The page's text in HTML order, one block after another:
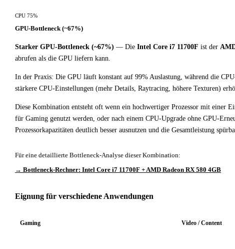
CPU 75%
GPU-Bottleneck (~67%)
Starker GPU-Bottleneck (~67%) — Die Intel Core i7 11700F ist der
abrufen als die GPU liefern kann.
In der Praxis: Die GPU läuft konstant auf 99% Auslastung, während die
stärkere CPU-Einstellungen (mehr Details, Raytracing, höhere Texturen)
Diese Kombination entsteht oft wenn ein hochwertiger Prozessor mit
für Gaming genutzt werden, oder nach einem CPU-Upgrade ohne GPU-
Prozessorkapazitäten deutlich besser ausnutzen und die Gesamtleistung
Für eine detaillierte Bottleneck-Analyse dieser Kombination:
→ Bottleneck-Rechner: Intel Core i7 11700F + AMD Radeon RX 580 4GB
Eignung für verschiedene Anwendungen
Gaming Video / Content